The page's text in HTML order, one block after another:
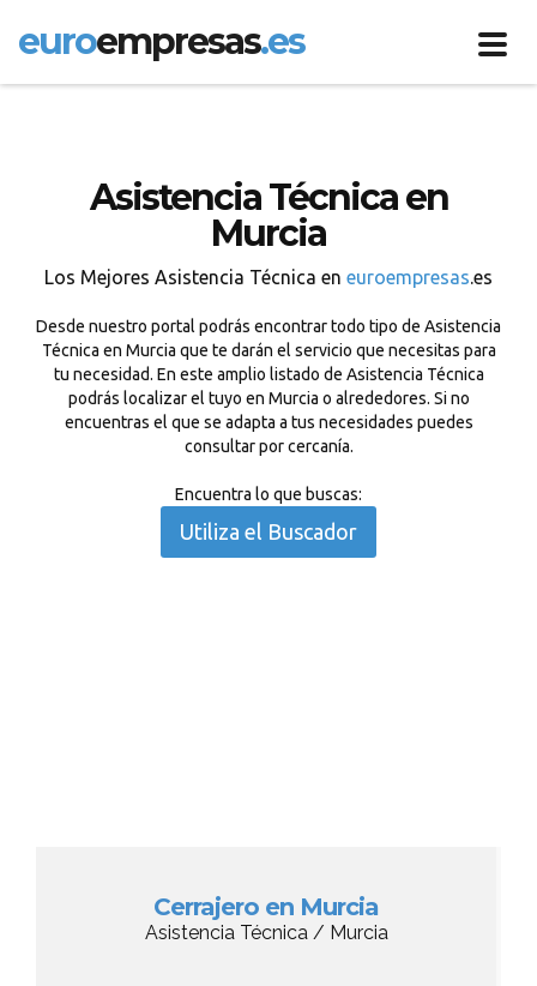
euroempresas.es
Asistencia Técnica en
Murcia
Los Mejores Asistencia Técnica en euroempresas.es
Desde nuestro portal podrás encontrar todo tipo de Asistencia
Técnica en Murcia que te darán el servicio que necesitas para
tu necesidad. En este amplio listado de Asistencia Técnica
podrás localizar el tuyo en Murcia o alrededores. Si no
encuentras el que se adapta a tus necesidades puedes
consultar por cercanía.
Encuentra lo que buscas:
Utiliza el Buscador
Cerrajero en Murcia
Asistencia Técnica / Murcia